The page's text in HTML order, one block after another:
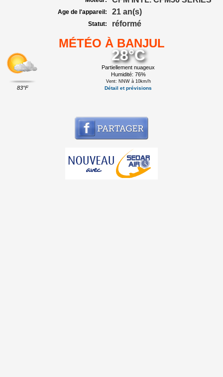
Age de l'appareil: 21 an(s)
Statut: réformé
MÉTÉO À BANJUL
83°F
28°C
Partiellement nuageux
Humidité: 76%
Vent: NNW à 10km/h
Détail et prévisions